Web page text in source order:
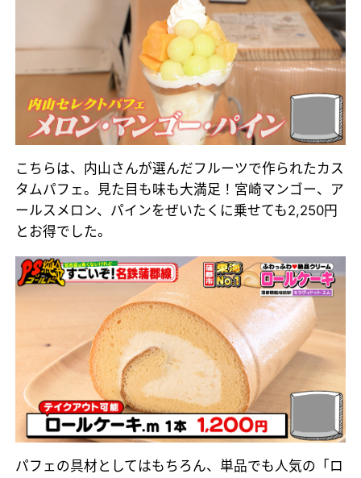
こちらは、内山さんが選んだフルーツで作られたカス
タムパフェ。見た目も味も大満足！宮崎マンゴー、ア
ールスメロン、パインをぜいたくに乗せても2,250円
とお得でした。
パフェの具材としてはもちろん、単品でも人気の「ロ